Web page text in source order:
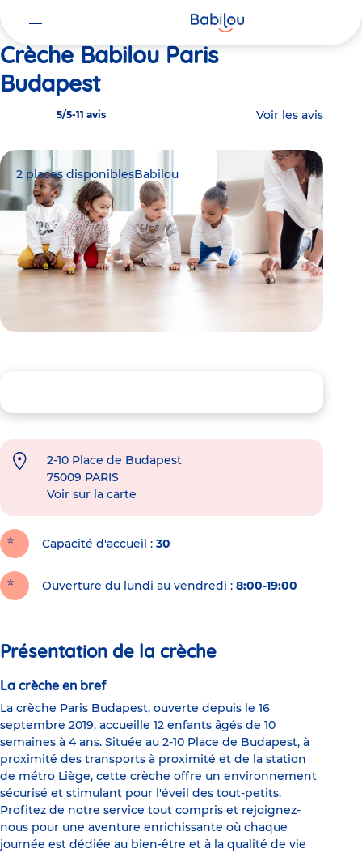
Crèche Babilou Paris
Budapest
5/5-11 avis Voir les avis
2 places disponiblesBabilou
2-10 Place de Budapest
75009 PARIS
Voir sur la carte
Capacité d'accueil 30
Ouverture du lundi au vendredi : 8:00-19:00
Présentation de la crèche
La crèche en bref
La crèche Paris Budapest, ouverte depuis le 16
septembre 2019, accueille 12 enfants âgés de 10
semaines à 4 ans. Située au 2-10 Place de Budapest, à
proximité des transports à proximité et de la station
de métro Liège, cette crèche offre un environnement
sécurisé et stimulant pour l'éveil des tout-petits.
Profitez de notre service tout compris et rejoignez-
nous pour une aventure enrichissante où chaque
journée est dédiée au bien-être et à la qualité de vie